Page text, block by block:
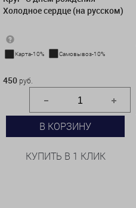
Холодное сердце (на русском)
Карта-10% Самовывоз-10%
450 руб.
В КОРЗИНУ
КУПИТЬ В 1 КЛИК